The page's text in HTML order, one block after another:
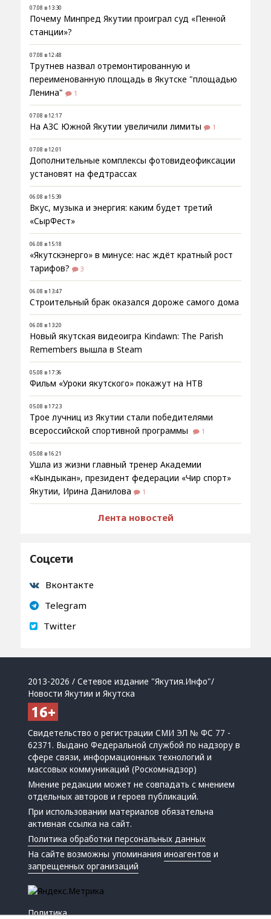
07.08 в 13:30
Почему Минпред Якутии проиграл суд «Пенной
станции»?
07.08 в 12:48
Трутнев назвал отремонтированную и
переименованную площадь в Якутске "площадью
Ленина"
1
07.08 в 12:17
На АЗС Южной Якутии увеличили лимиты 1
07.08 в 12:01
Дополнительные комплексы фотовидеофиксации
установят на федтрассах
06.08 в 15:39
Вкус, музыка и энергия: каким будет третий
«СырФест»
06.08 в 15:18
«Якутскэнерго» в минусе: нас ждёт кратный рост
тарифов?
3
06.08 в 13:47
Строительный брак оказался дороже самого дома
06.08 в 13:20
Новый якутская видеоигра Kindawn: The Parish
Remembers вышла в Steam
05.08 в 17:36
Фильм «Уроки якутского» покажут на НТВ
05.08 в 17:23
Трое лучниц из Якутии стали победителями
всероссийской спортивной программы
1
05.08 в 16:21
Ушла из жизни главный тренер Академии
«Кындыкан», президент федерации «Чир спорт»
Якутии, Ирина Данилова
1
Лента новостей
Соцсети
Вконтакте
Telegram
Twitter
2013-2026 / Сетевое издание "Якутия.Инфо"/
Новости Якутии и Якутска
Свидетельство о регистрации СМИ ЭЛ № ФС 77 -
62371. Выдано Федеральной службой по надзору в
сфере связи, информационных технологий и
массовых коммуникаций (Роскомнадзор)
Мнение редакции может не совпадать с мнением
отдельных авторов и героев публикаций.
При использовании материалов обязательна
активная ссылка на сайт.
Политика обработки персональных данных
На сайте возможны упоминанияиноагентов и
запрещенных организаций
Политика